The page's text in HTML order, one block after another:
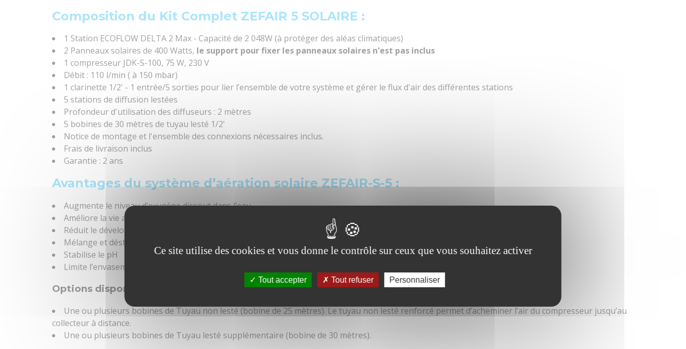
Composition du Kit Complet ZEFAIR 5 SOLAIRE :
1 Station ECOFLOW DELTA 2 Max - Capacité de 2 048W (à protéger des aléas climatiques)
2 Panneaux solaires de 400 Watts, le support pour fixer les panneaux solaires n'est pas inclus
1 compresseur JDK-S-100, 75 W, 230 V
Débit : 110 l/min ( à 150 mbar)
1 clarinette 1/2' - 1 entrée/5 sorties pour lier l’ensemble de votre système et gérer le flux d'air des différentes stations
5 stations de diffusion lestées
Profondeur d'utilisation des diffuseurs : 2 mètres
5 bobines de 30 mètres de tuyau lesté 1/2'
Notice de montage et l'ensemble des connexions nécessaires inclus.
Frais de livraison inclus
Garantie : 2 ans
Avantages du système d’aération solaire ZEFAIR-S-5 :
Augmente le niveau d’oxygène dissout dans l’eau
Améliore la vie aquatique
Réduit le développement des algues
Mélange et déstratifie la colonne d’eau
Stabilise le pH
Limite l’envasement
Options disponibles :
Une ou plusieurs bobines de Tuyau non lesté (bobine de 25 mètres). Le tuyau non lesté renforcé permet d’acheminer l’air du compresseur jusqu’au
collecteur à distance.
Une ou plusieurs bobines de Tuyau lesté supplémentaire (bobine de 30 mètres).
RéférenceZEFAIR-S-5
Surfacecalculmin
Surfacecalculmax
Profondeurcalculmin
Profondeurcalculmax
Profondeur Maximale D'utilisation 2 mètres
Nombre De Tuyau Lesté 5 bobines de 30 mètres
Type De Compresseur
Nombre De Compresseur 1
Puissance 75 W
230 V
Fiche produit - Zefair 5 solaire
Ce site utilise des cookies et vous donne le contrôle sur ceux que vous souhaitez activer
Tout accepter Tout refuser Personnaliser